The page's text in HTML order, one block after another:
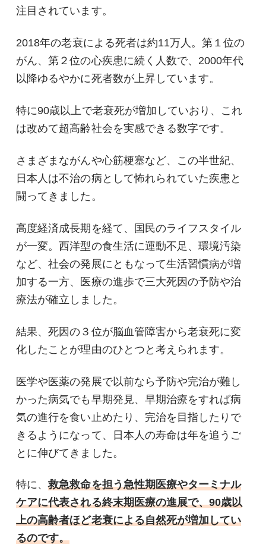
注目されています。
2018年の老衰による死者は約11万人。第１位の
がん、第２位の心疾患に続く人数で、2000年代
以降ゆるやかに死者数が上昇しています。
特に90歳以上で老衰死が増加していおり、これ
は改めて超高齢社会を実感できる数字です。
さまざまながんや心筋梗塞など、この半世紀、
日本人は不治の病として怖れられていた疾患と
闘ってきました。
高度経済成長期を経て、国民のライフスタイル
が一変。西洋型の食生活に運動不足、環境汚染
など、社会の発展にともなって生活習慣病が増
加する一方、医療の進歩で三大死因の予防や治
療法が確立しました。
結果、死因の３位が脳血管障害から老衰死に変
化したことが理由のひとつと考えられます。
医学や医薬の発展で以前なら予防や完治が難し
かった病気でも早期発見、早期治療をすれば病
気の進行を食い止めたり、完治を目指したりで
きるようになって、日本人の寿命は年を追うご
とに伸びてきました。
特に、救急救命を担う急性期医療やターミナル
ケアに代表される終末期医療の進展で、90歳以
上の高齢者ほど老衰による自然死が増加してい
るのです。